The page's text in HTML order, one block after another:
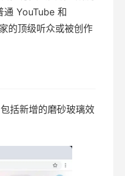
通 YouTube 和
的顶级听众或被创作
括新增的磨砂玻璃效